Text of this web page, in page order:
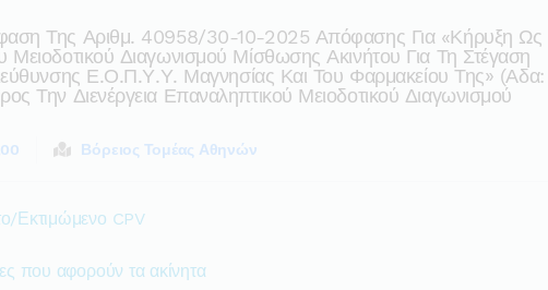
Της Αριθμ. 40958/30-10-2025 Απόφασης Για «κήρυξη Ως
Διαγωνισμού Μίσθωσης Ακινήτου Για Τη Στέγαση
Ε.ο.π.υ.υ. Μαγνησίας Και Του Φαρμακείου Της» (αδα:
Την Διενέργεια Επαναληπτικού Μειοδοτικού Διαγωνισμού
Βόρειος Τομέας Αθηνών
CPV
που αφορούν τα ακίνητα